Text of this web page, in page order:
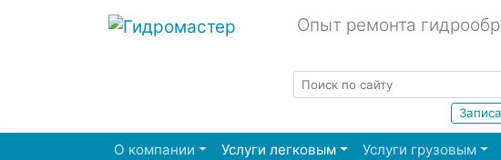
Опыт ремонта
О компании Услуги легковым(current)
Услуги грузовым